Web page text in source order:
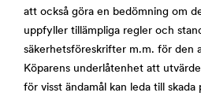
att också göra en bedömning om
uppfyller tillämpliga regler och
säkerhetsföreskrifter m.m. för den
Köparens underlåtenhet att
för visst ändamål kan leda till skada